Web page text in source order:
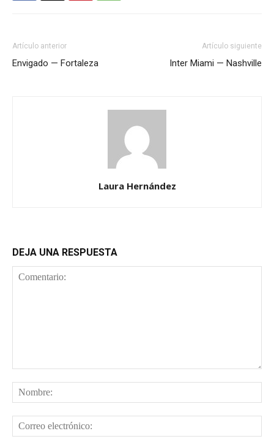
Artículo anterior
Envigado — Fortaleza
Artículo siguiente
Inter Miami — Nashville
Laura Hernández
DEJA UNA RESPUESTA